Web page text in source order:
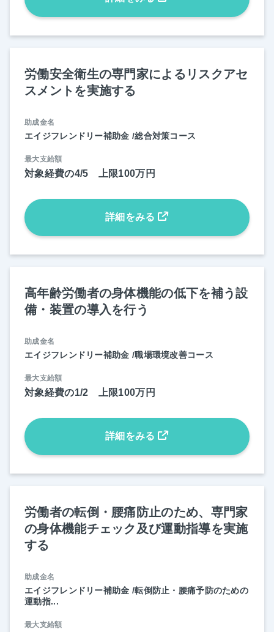
労働安全衛生の専門家によるリスクアセ
スメントを実施する
助成金名
エイジフレンドリー補助金 /総合対策コース
最大支給額
対象経費の4/5 上限100万円
詳細をみる
高年齢労働者の身体機能の低下を補う設
備・装置の導入を行う
助成金名
エイジフレンドリー補助金 /職場環境改善コース
最大支給額
対象経費の1/2 上限100万円
詳細をみる
労働者の転倒・腰痛防止のため、専門家
の身体機能チェック及び運動指導を実施
する
助成金名
エイジフレンドリー補助金 /転倒防止・腰痛予防のための
運動指...
最大支給額